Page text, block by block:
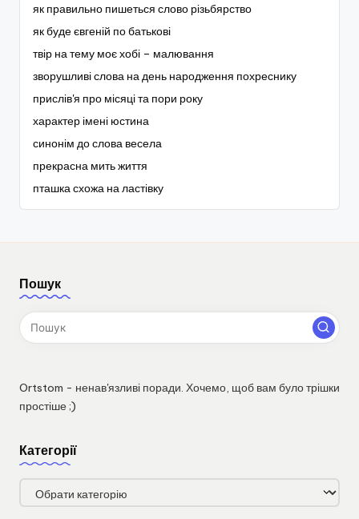
як правильно пишеться слово різьбярство
як буде євгеній по батькові
твір на тему моє хобі – малювання
зворушливі слова на день народження похреснику
прислів'я про місяці та пори року
характер імені юстина
синонім до слова весела
прекрасна мить життя
пташка схожа на ластівку
Пошук
Ortstom - ненав'язливі поради. Хочемо, щоб вам було трішки
простіше ;)
Категорії
Категорії